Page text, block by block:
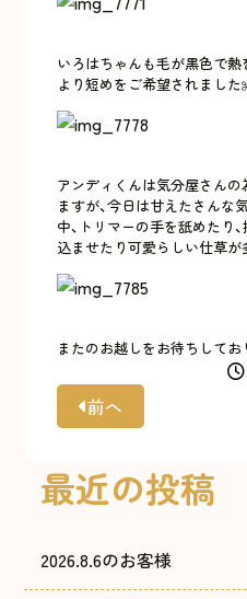
いろはちゃんも毛が黒色で熱
より短めをご希望されまし
アンディくんは気分屋さんの
ますが、今日は甘えたさんな
中、トリマーの手を舐めたり
込ませたり可愛らしい仕草
またのお越しをお待ちしてお
前へ
最近の投稿
2026.8.6のお客様